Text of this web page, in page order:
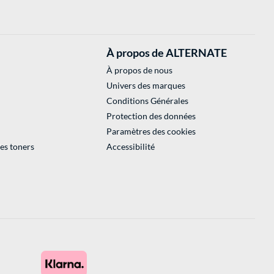
toners
À propos de ALTERNATE
À propos de nous
Univers des marques
Conditions Générales
Protection des données
Paramètres des cookies
Accessibilité